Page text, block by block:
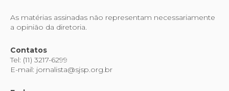
As matérias assinadas não representam necessariamente
a opinião da diretoria.
Contatos
Tel: (11) 3217-6299
E-mail: jornalista@sjsp.org.br